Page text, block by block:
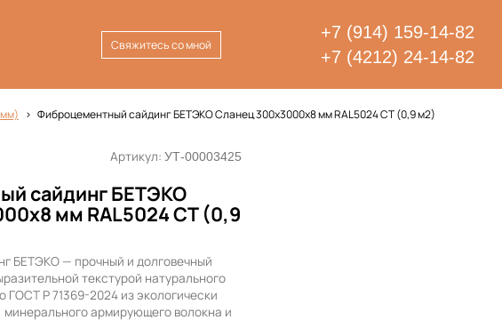
+7 (914) 159-14-82
+7 (4212) 24-14-82
Свяжитесь со мной
Фиброцементный сайдинг БЕТЭКО Сланец 300х3000х8 мм RAL5024 СТ (0,9 м2)
Артикул: УТ-00003425
сайдинг БЕТЭКО
мм RAL5024 СТ (0,9
БЕТЭКО — прочный и долговечный
текстурой натурального
ГОСТ Р 71369-2024 из экологически
минерального армирующего волокна и